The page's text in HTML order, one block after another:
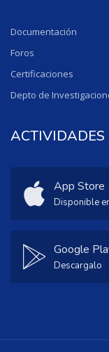
Documentación
Foros
Certificaciones
Depto de
ACTIVIDADES
App Store
Disponible
Google
Descargalo